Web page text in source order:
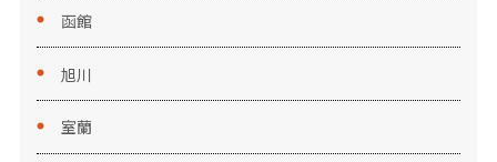
函館
旭川
室蘭